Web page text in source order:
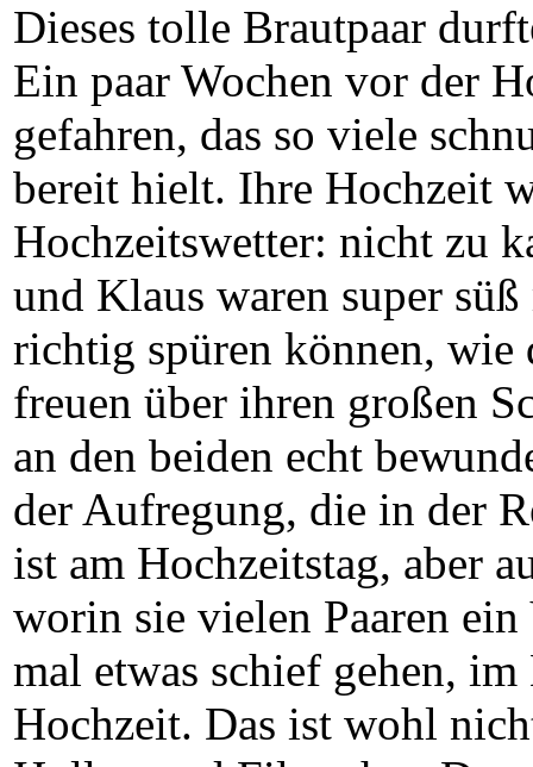
Dieses tolle Brautpaar
Ein paar Wochen vor der
gefahren, das so viele
bereit hielt. Ihre Hochzeit
Hochzeitswetter: nicht zu
und Klaus waren super
richtig spüren können, wie
freuen über ihren großen
an den beiden echt
der Aufregung, die in der
ist am Hochzeitstag, aber
worin sie vielen Paaren
mal etwas schief gehen,
Hochzeit. Das ist wohl